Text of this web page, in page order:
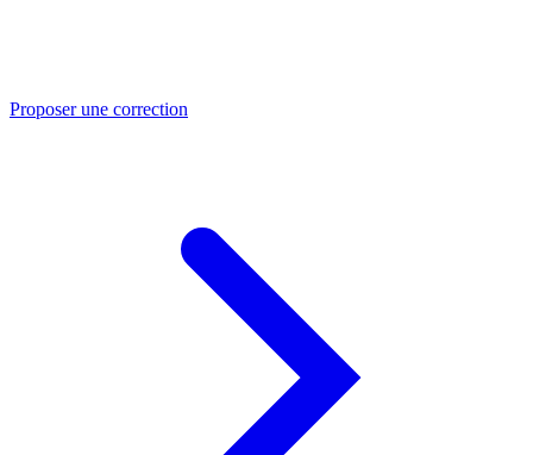
Proposer une correction